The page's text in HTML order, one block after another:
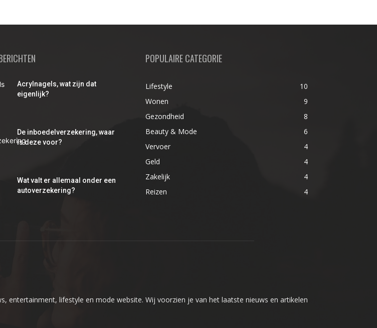
Acrylnagels, wat zijn dat
eigenlijk?
De inboedelverzekering, waar
is deze voor?
Wat valt er allemaal onder een
autoverzekering?
POPULAIRE CATEGORIE
Lifestyle
10
Wonen
9
Gezondheid
8
Beauty & Mode
6
Vervoer
4
Geld
4
Zakelijk
4
Reizen
4
entertainment, lifestyle en mode website. Wij voorzien je van het laatste nieuws en artikelen